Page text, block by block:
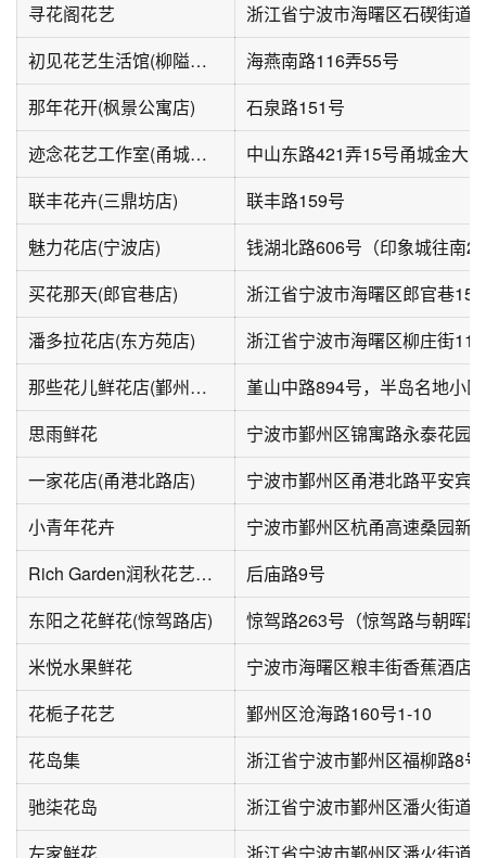
寻花阁花艺
初见花艺生活馆(柳隘路店)
海燕南路116弄55号
那年花开(枫景公寓店)
石泉路151号
迹念花艺工作室(甬城金大第店)
联丰花卉(三鼎坊店)
联丰路159号
魅力花店(宁波店)
买花那天(郎官巷店)
浙江省宁波市海曙区郎官巷15
潘多拉花店(东方苑店)
浙江省宁波市海曙区柳庄街
那些花儿鲜花店(鄞州区万达店)
思雨鲜花
宁波市鄞州区锦寓路永泰花园
一家花店(甬港北路店)
小青年花卉
Rich Garden润秋花艺培训
后庙路9号
东阳之花鲜花(惊驾路店)
米悦水果鲜花
花栀子花艺
鄞州区沧海路160号1-10
花岛集
浙江省宁波市鄞州区福柳路8
驰柒花岛